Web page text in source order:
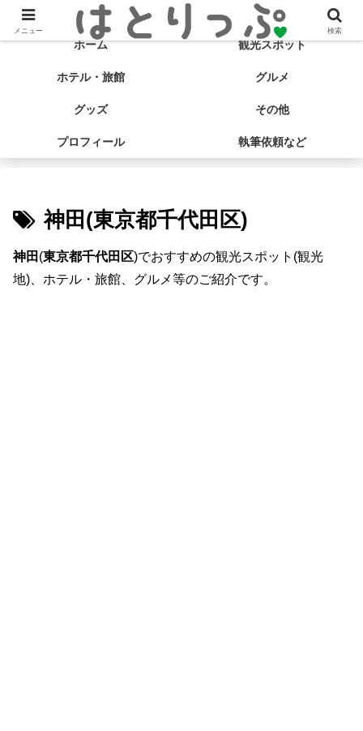
旅する食いしん坊♡ はとサブ子の国内旅行＆グルメブログ
ホーム 観光スポット
ホテル・旅館 グルメ
グッズ その他
プロフィール 執筆依頼など
神田(東京都千代田区)
神田 (東京都千代田区)でおすすめの観光スポット(観光
地)、ホテル・旅館、グルメ等のご紹介です。
メニュー 検索